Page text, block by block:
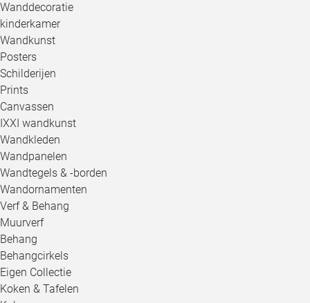
Wanddecoratie
kinderkamer
Wandkunst
Posters
Schilderijen
Prints
Canvassen
IXXI wandkunst
Wandkleden
Wandpanelen
Wandtegels & -borden
Wandornamenten
Verf & Behang
Muurverf
Behang
Behangcirkels
Eigen Collectie
Koken & Tafelen